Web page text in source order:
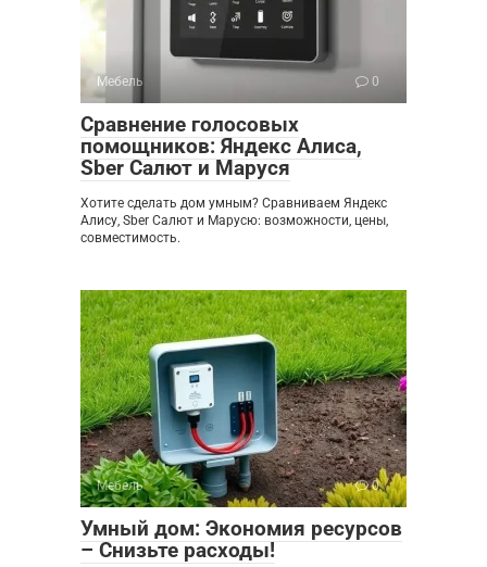
Мебель 0
Сравнение голосовых
помощников: Яндекс Алиса,
Sber Салют и Маруся
Хотите сделать дом умным? Сравниваем Яндекс
Алису, Sber Салют и Марусю: возможности, цены,
совместимость.
Мебель 0
Умный дом: Экономия ресурсов
– Снизьте расходы!